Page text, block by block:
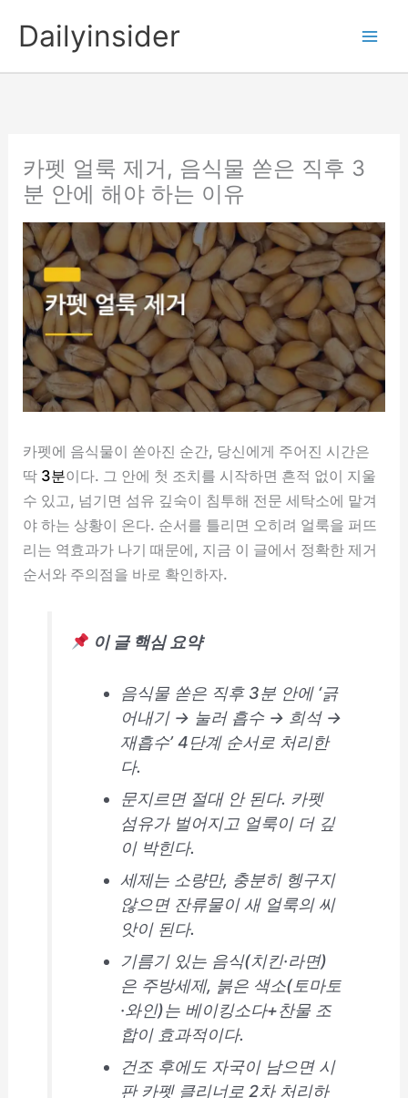
Dailyinsider
카펫 얼룩 제거, 음식물 쏟은 직후 3
분 안에 해야 하는 이유
카펫에 음식물이 쏟아진 순간, 당신에게 주어진 시간은
딱 3분이다. 그 안에 첫 조치를 시작하면 흔적 없이 지울
수 있고, 넘기면 섬유 깊숙이 침투해 전문 세탁소에 맡겨
야 하는 상황이 온다. 순서를 틀리면 오히려 얼룩을 퍼뜨
리는 역효과가 나기 때문에, 지금 이 글에서 정확한 제거
순서와 주의점을 바로 확인하자.
이 글 핵심 요약
음식물 쏟은 직후 3분 안에 ‘긁
어내기 → 눌러 흡수 → 희석 →
재흡수’ 4단계 순서로 처리한
다.
문지르면 절대 안 된다. 카펫
섬유가 벌어지고 얼룩이 더 깊
이 박힌다.
세제는 소량만, 충분히 헹구지
않으면 잔류물이 새 얼룩의 씨
앗이 된다.
기름기 있는 음식(치킨·라면)
은 주방세제, 붉은 색소(토마토
·와인)는 베이킹소다+찬물 조
합이 효과적이다.
건조 후에도 자국이 남으면 시
판 카펫 클리너로 2차 처리하